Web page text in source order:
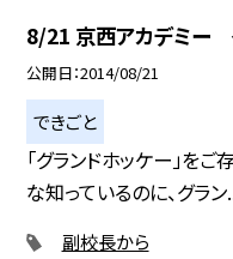
8/21 京西アカデミー
公開日 2014/08/21
できごと
「グランドホッケー」を
な知っているのに、グラン
副校長から